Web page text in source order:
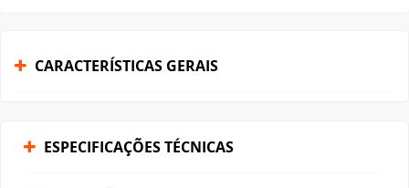
CARACTERÍSTICAS GERAIS
ESPECIFICAÇÕES TÉCNICAS